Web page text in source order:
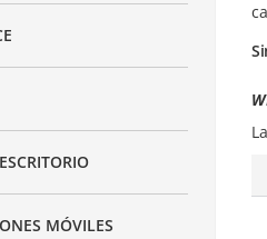
MÓVILES